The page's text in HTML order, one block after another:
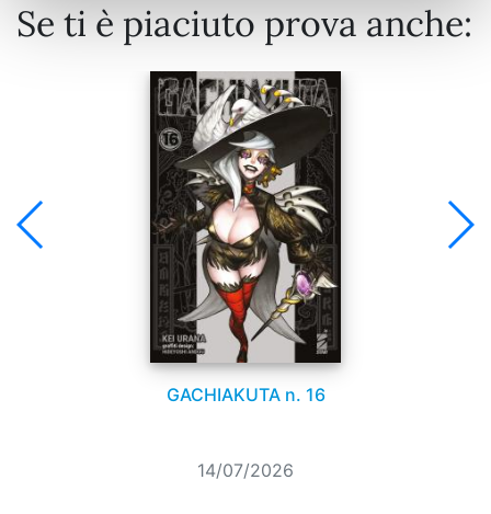
Se ti è piaciuto prova anche:
GACHIAKUTA n. 16
14/07/2026